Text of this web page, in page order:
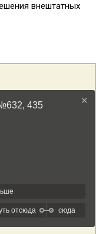
внештатных